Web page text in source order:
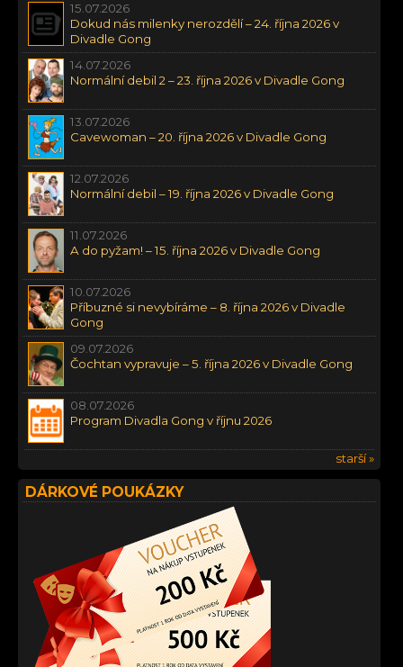
15.07.2026
Dokud nás milenky nerozdělí – 24. října 2026 v
Divadle Gong
14.07.2026
Normální debil 2 – 23. října 2026 v Divadle Gong
13.07.2026
Cavewoman – 20. října 2026 v Divadle Gong
12.07.2026
Normální debil – 19. října 2026 v Divadle Gong
11.07.2026
A do pyžam! – 15. října 2026 v Divadle Gong
10.07.2026
Příbuzné si nevybíráme – 8. října 2026 v Divadle
Gong
09.07.2026
Čochtan vypravuje – 5. října 2026 v Divadle Gong
08.07.2026
Program Divadla Gong v říjnu 2026
starší »
DÁRKOVÉ POUKÁZKY